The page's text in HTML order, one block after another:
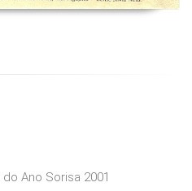
Ano Sorisa 2001